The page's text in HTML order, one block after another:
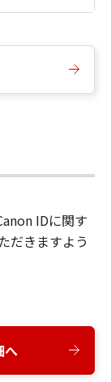
IDに関す
だきますよう
へ